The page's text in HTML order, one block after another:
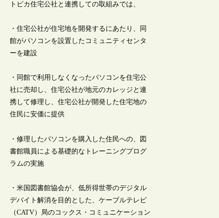
トピカ住宅公社と連携しての取組みでは、
・住宅公社が住宅地を開発するにあたり、同
館がパソコンを設置したコミュニティセンタ
ーを建設
・同館で利用しなくなったパソコンを住宅公
社に売却し、住宅公社が地元のカレッジと連
携して修理し、住宅公社が開発した住宅地の
住民に安価に提供
・修理したパソコンを購入した住民への、図
書館職員による基礎的なトレーニングプログ
ラムの実施
・米国図書館協会が、低所得世帯のデジタル
デバイト解消を目的とした、ケーブルテレビ
（CATV）局のコックス・コミュニケーション